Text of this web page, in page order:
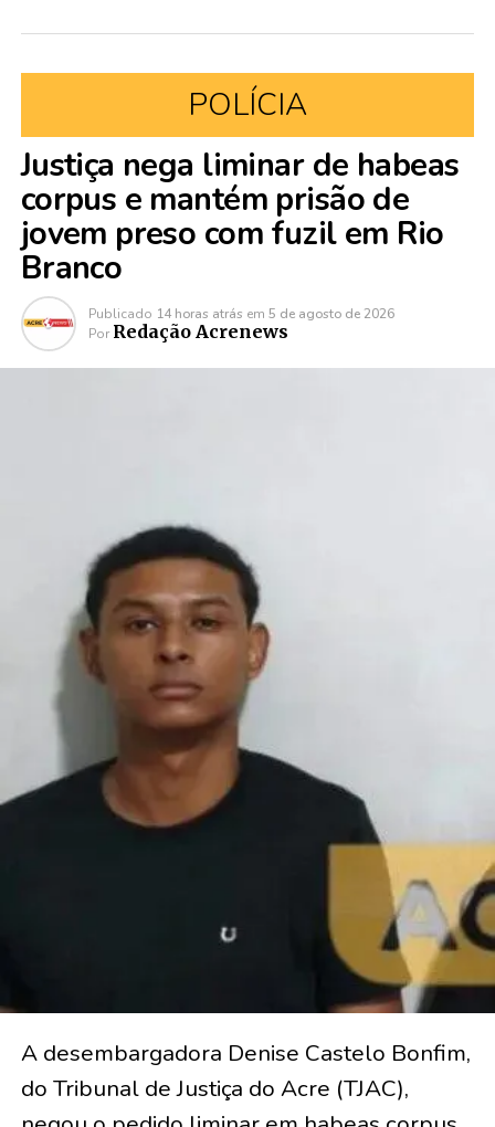
POLÍCIA
Justiça nega liminar de habeas
corpus e mantém prisão de
jovem preso com fuzil em Rio
Branco
Publicado 14 horas atrás em 5 de agosto de 2026
Por Redação Acrenews
A desembargadora Denise Castelo Bonfim,
do Tribunal de Justiça do Acre (TJAC),